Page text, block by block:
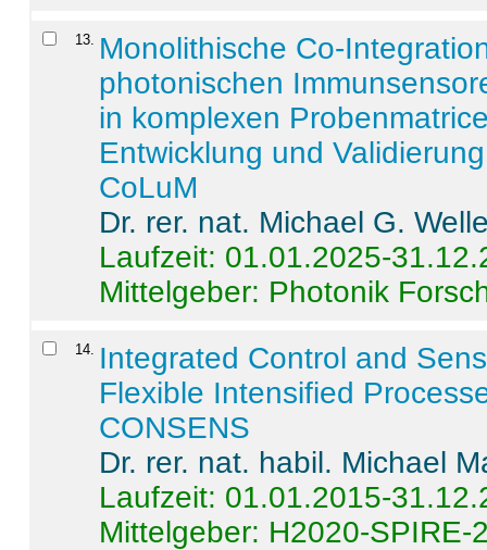
13
Monolithische Co-
photonischen
in komplexen
Entwicklung und
CoLuM
Dr. rer. nat. Michael G.
Laufzeit: 01.01.2025-
Mittelgeber: Photonik
14
Integrated Control and
Flexible Intensified
CONSENS
Dr. rer. nat. habil. Michael
Laufzeit: 01.01.2015-
Mittelgeber: H2020-SPIRE-